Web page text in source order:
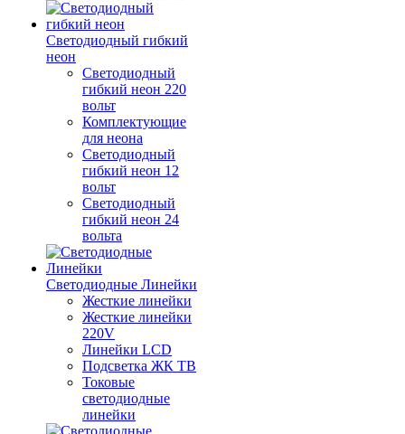
Светодиодный гибкий
неон
Светодиодный
гибкий неон 220
вольт
Комплектующие
для неона
Светодиодный
гибкий неон 12
вольт
Светодиодный
гибкий неон 24
вольта
Светодиодные Линейки
Жесткие линейки
Жесткие линейки
220V
Линейки LCD
Подсветка ЖК ТВ
Токовые
светодиодные
линейки